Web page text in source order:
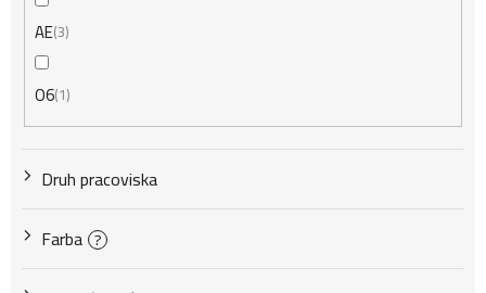
AE3
O6 1
Druh pracoviska
Farba ?